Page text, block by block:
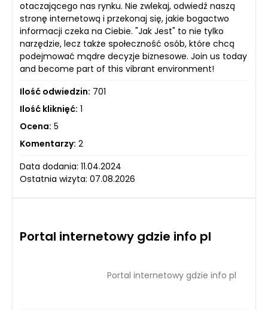
otaczającego nas rynku. Nie zwlekaj, odwiedź naszą
stronę internetową i przekonaj się, jakie bogactwo
informacji czeka na Ciebie. "Jak Jest" to nie tylko
narzędzie, lecz także społeczność osób, które chcą
podejmować mądre decyzje biznesowe. Join us today
and become part of this vibrant environment!
Ilość odwiedzin: 701
Ilość kliknięć: 1
Ocena: 5
Komentarzy: 2
Data dodania: 11.04.2024
Ostatnia wizyta: 07.08.2026
Portal internetowy gdzie info pl
Portal internetowy gdzie info pl